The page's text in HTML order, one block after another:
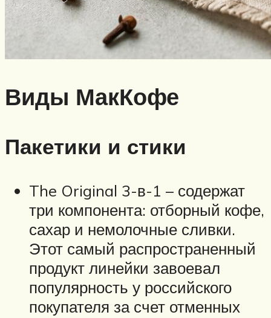
Виды МакКофе
Пакетики и стики
The Original 3-в-1 – содержат
три компонента: отборный кофе,
сахар и немолочные сливки.
Этот самый распространенный
продукт линейки завоевал
популярность у российского
покупателя за счет отменных